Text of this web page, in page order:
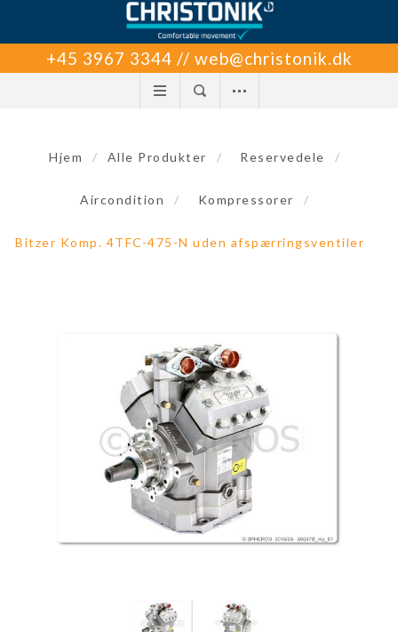
+45 3967 3344 // web@christonik.dk
Hjem / Alle Produkter / Reservedele /
Aircondition / Kompressorer /
Bitzer Komp. 4TFC-475-N uden afspærringsventiler